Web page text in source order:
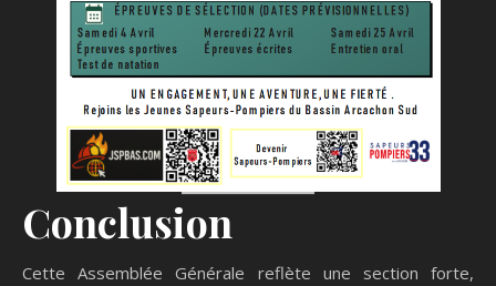
Conclusion
Cette Assemblée Générale reflète une section forte,